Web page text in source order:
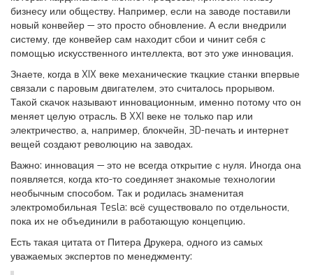
бизнесу или обществу. Например, если на заводе поставили
новый конвейер — это просто обновление. А если внедрили
систему, где конвейер сам находит сбои и чинит себя с
помощью искусственного интеллекта, вот это уже инновация.
Знаете, когда в XIX веке механические ткацкие станки впервые
связали с паровым двигателем, это считалось прорывом.
Такой скачок называют инновационным, именно потому что он
меняет целую отрасль. В XXI веке не только пар или
электричество, а, например, блокчейн, 3D-печать и интернет
вещей создают революцию на заводах.
Важно: инновация — это не всегда открытие с нуля. Иногда она
появляется, когда кто-то соединяет знакомые технологии
необычным способом. Так и родилась знаменитая
электромобильная Tesla: всё существовало по отдельности,
пока их не объединили в работающую концепцию.
Есть такая цитата от Питера Друкера, одного из самых
уважаемых экспертов по менеджменту: